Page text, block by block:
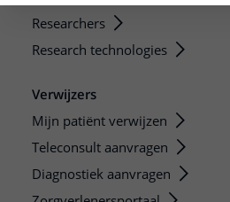
Researchers
Research technologies
Verwijzers
Mijn patiënt verwijzen
Teleconsult aanvragen
Diagnostiek aanvragen